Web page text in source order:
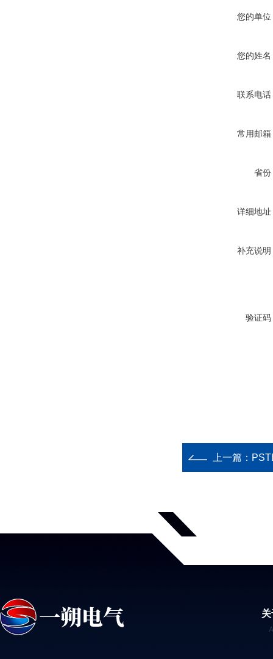
您的单位
您的姓名
联系电话
常用邮箱
省份
详细地址
补充说明
验证码
上一篇：